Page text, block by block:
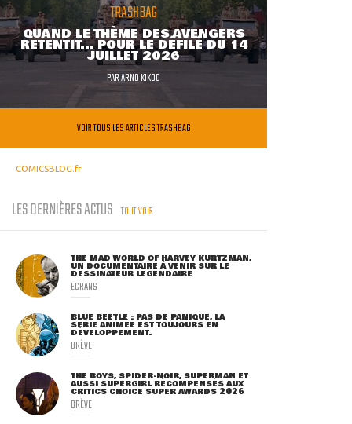
TRASHBAG
QUAND LE THÈME DES AVENGERS
RETENTIT... POUR LE DÉFILÉ DU 14
JUILLET 2026
PARARNO KIKOO
VOIR TOUS LES ARTICLES TRASHBAG
COMICSBLOG.fr
LES DERNIÈRES ACTUS TOUT VOIR
THE MAD WORLD OF HARVEY KURTZMAN,
UN DOCUMENTAIRE À VENIR SUR LE
DESSINATEUR LÉGENDAIRE
ECRANS
BLUE BEETLE : PAS DE PANIQUE, LA
SÉRIE ANIMÉE EST TOUJOURS EN
DÉVELOPPEMENT.
BRÈVE
THE BOYS, SPIDER-NOIR, SUPERMAN ET
AUSSI SUPERGIRL RÉCOMPENSÉS AUX
CRITICS CHOICE SUPER AWARDS 2026
BRÈVE